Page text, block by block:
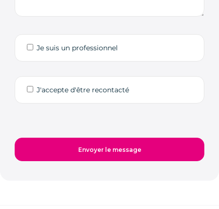
Je suis un professionnel
J'accepte d'être recontacté